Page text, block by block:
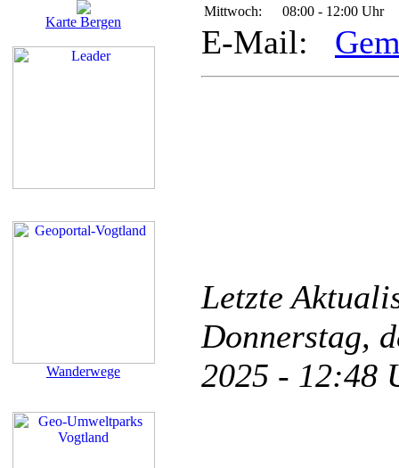
Karte Bergen
Wanderwege
Mittwoch:
08:00 - 12:00 Uhr
E-Mail:
Letzte
Donnerstag,
2025 -